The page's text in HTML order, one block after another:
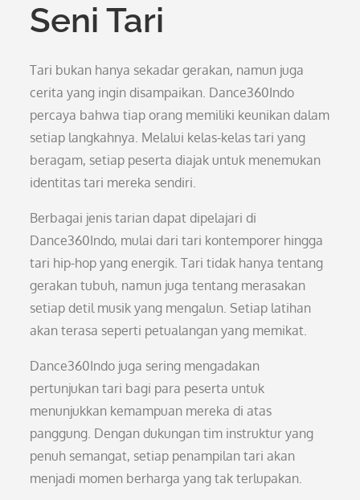
Seni Tari
Tari bukan hanya sekadar gerakan, namun juga
cerita yang ingin disampaikan. Dance360Indo
percaya bahwa tiap orang memiliki keunikan dalam
setiap langkahnya. Melalui kelas-kelas tari yang
beragam, setiap peserta diajak untuk menemukan
identitas tari mereka sendiri.
Berbagai jenis tarian dapat dipelajari di
Dance360Indo, mulai dari tari kontemporer hingga
tari hip-hop yang energik. Tari tidak hanya tentang
gerakan tubuh, namun juga tentang merasakan
setiap detil musik yang mengalun. Setiap latihan
akan terasa seperti petualangan yang memikat.
Dance360Indo juga sering mengadakan
pertunjukan tari bagi para peserta untuk
menunjukkan kemampuan mereka di atas
panggung. Dengan dukungan tim instruktur yang
penuh semangat, setiap penampilan tari akan
menjadi momen berharga yang tak terlupakan.